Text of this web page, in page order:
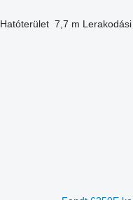
Hatóterület 7,7 m